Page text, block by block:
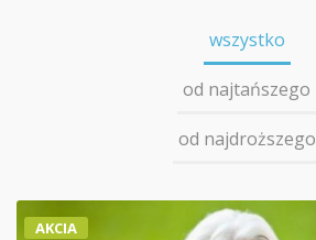
wszystko
od najtańszego
od najdroższego
AKCIA